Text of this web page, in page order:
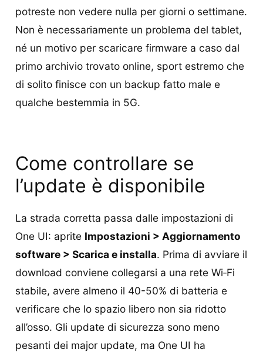
potreste non vedere nulla per giorni o settimane.
Non è necessariamente un problema del tablet,
né un motivo per scaricare firmware a caso dal
primo archivio trovato online, sport estremo che
di solito finisce con un backup fatto male e
qualche bestemmia in 5G.
Come controllare se
l’update è disponibile
La strada corretta passa dalle impostazioni di
One UI: aprite Impostazioni > Aggiornamento
software > Scarica e installa. Prima di avviare il
download conviene collegarsi a una rete Wi‑Fi
stabile, avere almeno il 40-50% di batteria e
verificare che lo spazio libero non sia ridotto
all’osso. Gli update di sicurezza sono meno
pesanti dei major update, ma One UI ha